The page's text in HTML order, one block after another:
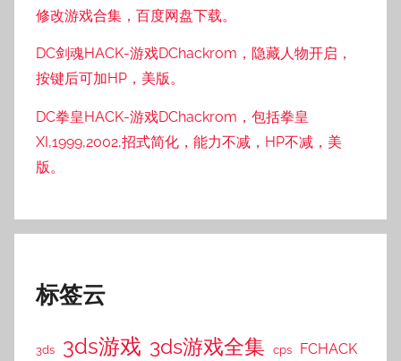
修改游戏合集，百度网盘下载。
DC剑魂HACK-游戏DChackrom，隐藏人物开启，
按键后可加HP，美版。
DC拳皇HACK-游戏DChackrom，包括拳皇
XI,1999,2002,招式简化，能力不减，HP不减，美
版。
标签云
3ds 3ds游戏 3ds游戏全集 cps FCHACK